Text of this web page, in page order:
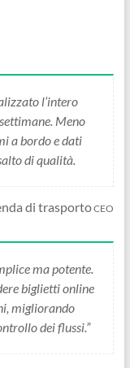
l’intero
Meno
a bordo e dati
di qualità.
di trasportoCEO
ma potente.
biglietti online
migliorando
dei flussi.”